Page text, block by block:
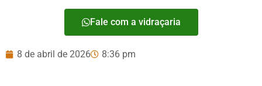
Fale com a vidraçaria
8 de abril de 2026 8:36 pm